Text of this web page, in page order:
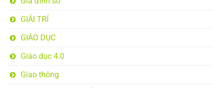
GIẢI TRÍ
GIÁO DỤC
Giáo dục 4.0
Giao thông